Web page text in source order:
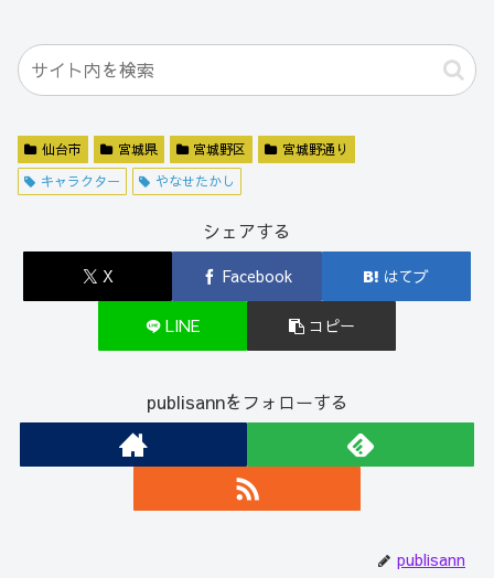
仙台市 宮城県 宮城野区
宮城野通り
キャラクター
やなせたかし
シェアする
X Facebook はてブ
LINE コピー
publisannをフォローする
publisann